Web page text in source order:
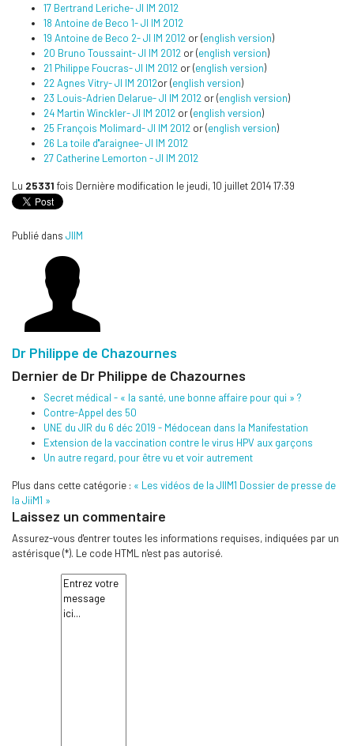
17 Bertrand Leriche- JI IM 2012
18 Antoine de Beco 1- JI IM 2012
19 Antoine de Beco 2- JI IM 2012 or (english version)
20 Bruno Toussaint- JI IM 2012 or (english version)
21 Philippe Foucras- JI IM 2012 or (english version)
22 Agnes Vitry- JI IM 2012or (english version)
23 Louis-Adrien Delarue- JI IM 2012 or (english version)
24 Martin Winckler- JI IM 2012 or (english version)
25 François Molimard- JI IM 2012 or (english version)
26 La toile d''araignee- JI IM 2012
27 Catherine Lemorton - JI IM 2012
Lu 25331 fois Dernière modification le jeudi, 10 juillet 2014 17:39
Publié dans JIIM
Dr Philippe de Chazournes
Dernier de Dr Philippe de Chazournes
Secret médical - « la santé, une bonne affaire pour qui » ?
Contre-Appel des 50
UNE du JIR du 6 déc 2019 - Médocean dans la Manifestation
Extension de la vaccination contre le virus HPV aux garçons
Un autre regard, pour être vu et voir autrement
Plus dans cette catégorie : « Les vidéos de la JIIM1 Dossier de presse de
la JiiM1 »
Laissez un commentaire
Assurez-vous d'entrer toutes les informations requises, indiquées par un
astérisque (*). Le code HTML n'est pas autorisé.